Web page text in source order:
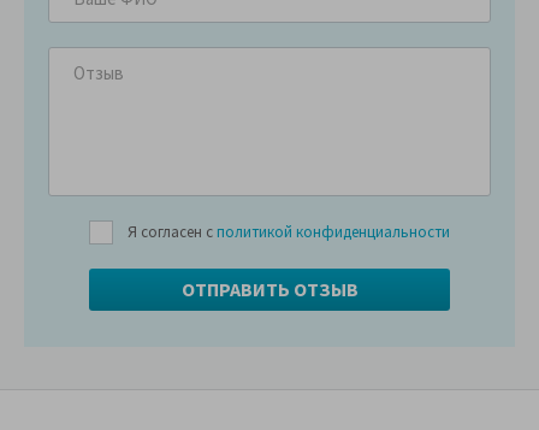
Я согласен с политикой конфиденциальности